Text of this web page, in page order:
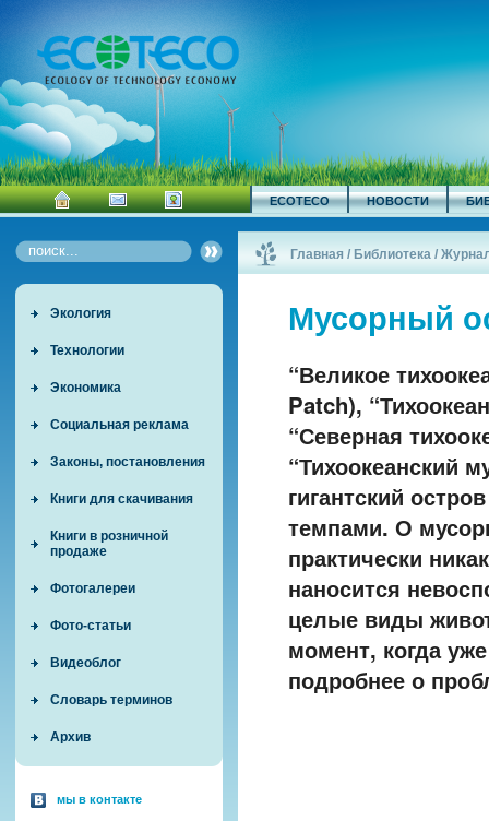
ECOTECO НОВОСТИ
Экология
Технологии
Экономика
Социальная реклама
Законы, постановления
Книги для скачивания
Книги в розничной
продаже
Фотогалереи
Фото-статьи
Видеоблог
Словарь терминов
Архив
мы в контакте
Главная / Библиотека /
Мусорный
“Великое
Patch),
“Северная
“Тихоокеанский
гигантский
темпами. О
практически
наносится
целые виды
момент, когда
подробнее о